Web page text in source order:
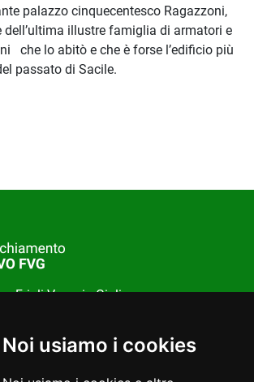
Noi usiamo i cookies
palazzo cinquecentesco Ragazzoni,
dell’ultima illustre famiglia di armatori e
che lo abitò e che è forse l’edificio più
passato di Sacile.
Friuli Venezia Giulia
salute, politiche sociali e disabilità
10 Trieste